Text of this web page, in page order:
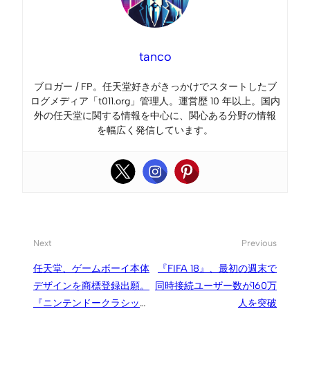
tanco
ブロガー / FP。任天堂好きがきっかけでスタートしたブ
ログメディア「t011.org」管理人。運営歴 10 年以上。国内
外の任天堂に関する情報を中心に、関心ある分野の情報
を幅広く発信しています。
Next
任天堂、ゲームボーイ本体
デザインを商標登録出願。
『ニンテンドークラシック
Previous
『FIFA 18』、最初の週末で
同時接続ユーザー数が160万
人を突破